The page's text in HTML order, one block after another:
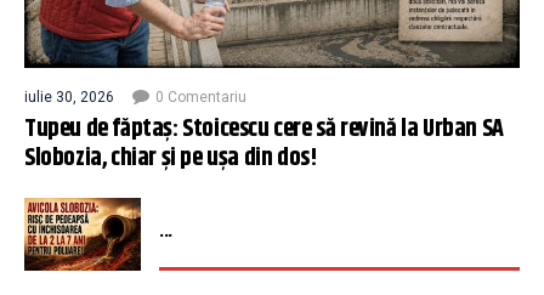
iulie 30, 2026 0 Comentariu
Tupeu de făptaș: Stoicescu cere să revină la Urban SA
Slobozia, chiar și pe ușa din dos!
...